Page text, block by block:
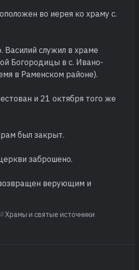
во иерея ко храму с.
Василий служил в храме
Богородицы в с. Ивано-
в Раменском районе).
и 21 октября того же
был закрыт.
заброшено.
верующим и
Храмы и святые источники